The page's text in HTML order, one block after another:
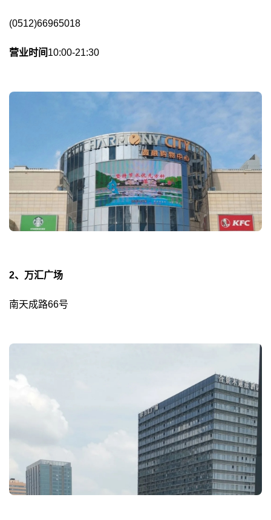
(0512)66965018
营业时间 10:00-21:30
2、万汇广场
南天成路66号